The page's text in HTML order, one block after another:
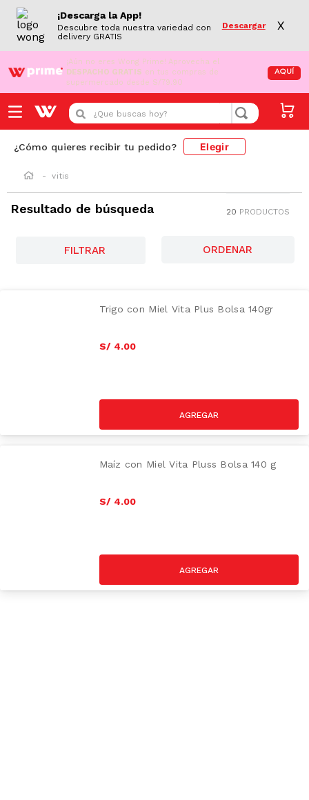
¡Descarga la App!
Descubre toda nuestra variedad con
delivery GRATIS
Descargar X
¡Aún no eres Wong Prime! Aprovecha el
DESPACHO GRATIS en tus compras de
supermercado desde S/79.90
AQUÍ
¿Que buscas hoy?
¿Cómo quieres recibir tu pedido? Elegir
vitis
Resultado de búsqueda 20 PRODUCTOS
FILTRAR
Trigo con Miel Vita Plus Bolsa 140gr
S/ 4.00